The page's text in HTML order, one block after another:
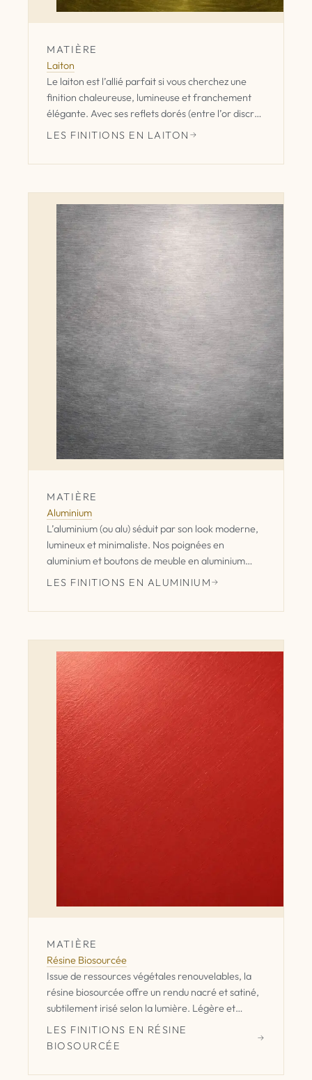
MATIÈRE
Laiton
Le laiton est l’allié parfait si vous cherchez une
finition chaleureuse, lumineuse et franchement
élégante. Avec ses reflets dorés (entre l’or discret
et le miel), il apporte immédiatement une touche
LES FINITIONS EN LAITON
MATIÈRE
Aluminium
L’aluminium (ou alu) séduit par son look moderne,
lumineux et minimaliste. Nos poignées en
aluminium et boutons de meuble en aluminium
apportent une finition propre et contemporaine à
LES FINITIONS EN ALUMINIUM
MATIÈRE
Résine Biosourcée
Issue de ressources végétales renouvelables, la
résine biosourcée offre un rendu nacré et satiné,
subtilement irisé selon la lumière. Légère et
délicate, elle s’adresse aux pièces à vivre,
chambres et dressings. Déconseillée pour les
humides.
LES FINITIONS EN RÉSINE
BIOSOURCÉE